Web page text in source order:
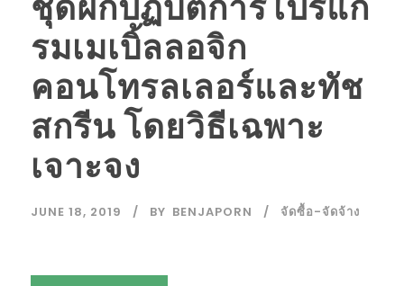
รมเมเบิ้ลลอจิก
คอนโทรลเลอร์และทัช
สกรีน โดยวิธีเฉพาะ
เจาะจง
JUNE 18, 2019 BY BENJAPORN จัดซื้อ-จัดจ้าง